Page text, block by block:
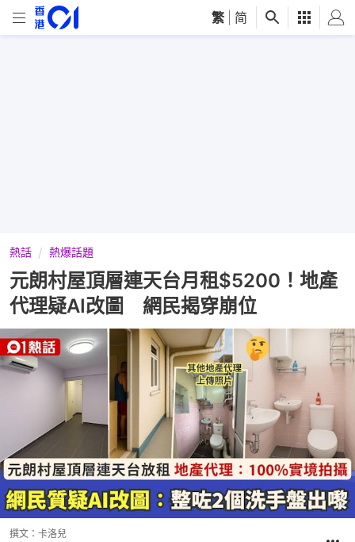
繁 简
熱話 熱爆話題
元朗村屋頂層連天台月租$5200！地產
代理疑AI改圖 網民揭穿崩位
撰文： 卡洛兒